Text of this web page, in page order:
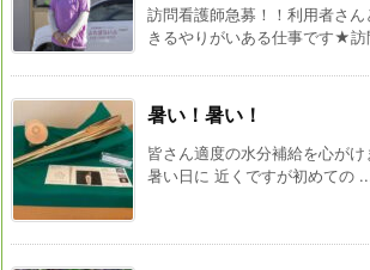
訪問看護師急募！！利用者さ
きるやりがいある仕事です★訪
暑い！暑い！
皆さん適度の水分補給を心が
暑い日に 近くですが初めての